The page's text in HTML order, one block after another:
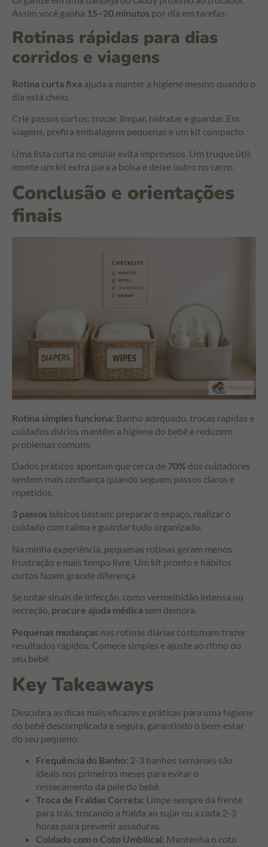
Assim você ganha 15–20 minutos por dia em tarefas.
Rotinas rápidas para dias
corridos e viagens
Rotina curta fixa ajuda a manter a higiene mesmo quando o
dia está cheio.
Crie passos curtos: trocar, limpar, hidratar e guardar. Em
viagens, prefira embalagens pequenas e um kit compacto.
Uma lista curta no celular evita improvisos. Um truque útil:
monte um kit extra para a bolsa e deixe outro no carro.
Conclusão e orientações
finais
Rotina simples funciona: Banho adequado, trocas rápidas e
cuidados diários mantêm a higiene do bebê e reduzem
problemas comuns.
Dados práticos apontam que cerca de 70% dos cuidadores
sentem mais confiança quando seguem passos claros e
repetidos.
3 passos básicos bastam: preparar o espaço, realizar o
cuidado com calma e guardar tudo organizado.
Na minha experiência, pequenas rotinas geram menos
frustração e mais tempo livre. Um kit pronto e hábitos
curtos fazem grande diferença.
Se notar sinais de infecção, como vermelhidão intensa ou
secreção, procure ajuda médica sem demora.
Pequenas mudanças nas rotinas diárias costumam trazer
resultados rápidos. Comece simples e ajuste ao ritmo do
seu bebê.
Key Takeaways
Descubra as dicas mais eficazes e práticas para uma higiene
do bebê descomplicada e segura, garantindo o bem-estar
do seu pequeno:
Frequência do Banho: 2-3 banhos semanais são
ideais nos primeiros meses para evitar o
ressecamento da pele do bebê.
Troca de Fraldas Correta: Limpe sempre da frente
para trás, trocando a fralda ao sujar ou a cada 2-3
horas para prevenir assaduras.
Cuidado com o Coto Umbilical: Mantenha o coto